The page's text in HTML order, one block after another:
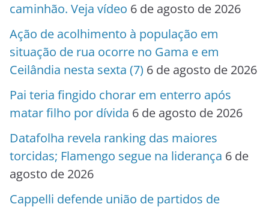
caminhão. Veja vídeo 6 de agosto de 2026
Ação de acolhimento à população em
situação de rua ocorre no Gama e em
Ceilândia nesta sexta (7) 6 de agosto de 2026
Pai teria fingido chorar em enterro após
matar filho por dívida 6 de agosto de 2026
Datafolha revela ranking das maiores
torcidas; Flamengo segue na liderança 6 de
agosto de 2026
Cappelli defende união de partidos de